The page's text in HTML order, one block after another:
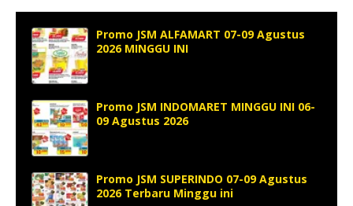
Promo JSM ALFAMART 07-09 Agustus
2026 MINGGU INI
Promo JSM INDOMARET MINGGU INI 06-
09 Agustus 2026
Promo JSM SUPERINDO 07-09 Agustus
2026 Terbaru Minggu ini